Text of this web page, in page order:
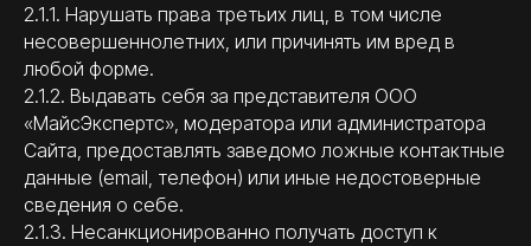
2.1.1. Нарушать права третьих лиц, в том числе
несовершеннолетних, или причинять им вред в
любой форме.
2.1.2. Выдавать себя за представителя ООО
«МайсЭкспертс», модератора или администратора
Сайта, предоставлять заведомо ложные контактные
данные (email, телефон) или иные недостоверные
сведения о себе.
2.1.3. Несанкционированно получать доступ к